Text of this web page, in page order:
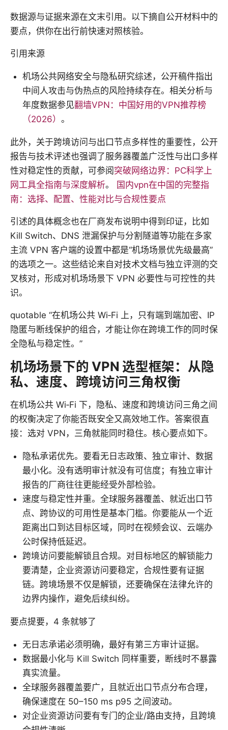
数据源与证据来源在文末引用。以下摘自公开材料中的
要点，供你在出行前快速对照核验。
引用来源
机场公共网络安全与隐私研究综述，公开稿件指出
中间人攻击与伪热点的风险持续存在。相关分析与
年度数据参见翻墙VPN：中国好用的VPN推荐榜
（2026） 。
此外，关于跨境访问与出口节点多样性的重要性，公开
报告与技术评述也强调了服务器覆盖广泛性与出口多样
性对稳定性的贡献，可参阅突破网络边界：PC科学上
网工具全指南与深度解析。 国内vpn在中国的完整指
南：选择、配置、性能对比与合规性要点
引述的具体概念也在厂商发布说明中得到印证，比如
Kill Switch、DNS 泄漏保护与分割隧道等功能在多家
主流 VPN 客户端的设置中都是“机场场景优先级最高”
的选项之一。这些结论来自对技术文档与独立评测的交
叉核对，形成对机场场景下 VPN 必要性与可控性的共
识。
quotable “在机场公共 Wi‑Fi 上，只有端到端加密、IP
隐匿与断线保护的组合，才能让你在跨境工作的同时保
全隐私与稳定性。”
机场场景下的 VPN 选型框架：从隐
私、速度、跨境访问三角权衡
在机场公共 Wi‑Fi 下，隐私、速度和跨境访问三角之间
的权衡决定了你能否既安全又高效地工作。答案很直
接：选对 VPN，三角就能同时稳住。核心要点如下。
隐私承诺优先。要看无日志政策、独立审计、数据
最小化。没有透明审计就没有可信度；有独立审计
报告的厂商往往更能经受外部检验。
速度与稳定性并重。全球服务器覆盖、就近出口节
点、跨协议的可用性是基本门槛。你要能从一个近
距离出口到达目标区域，同时在视频会议、云端办
公时保持低延迟。
跨境访问要能解锁且合规。对目标地区的解锁能力
要清楚，企业资源访问要稳定，合规性要有证据
链。跨境场景不仅是解锁，还要确保在法律允许的
边界内操作，避免后续纠纷。
要点提要，4 条就够了
无日志承诺必须明确，最好有第三方审计证据。
数据最小化与 Kill Switch 同样重要，断线时不暴露
真实流量。
全球服务器覆盖要广，且就近出口节点分布合理，
确保速度在 50–150 ms p95 之间波动。
对企业资源访问要有专门的企业/路由支持，且跨境